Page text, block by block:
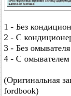
1 - Без
2 - С
3 - Без
4 - С омывателем
(Оригинальная
fordbook)